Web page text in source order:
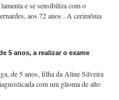
e se sensibiliza com o
aos 72 anos . A cerimônia
5 anos, a realizar o exame
de 5 anos, filha da Aline Silveira
com um glioma de alto